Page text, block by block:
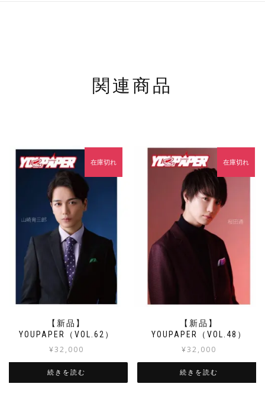
関連商品
【新品】
YOUPAPER（VOL.62）
¥32,000
在庫切れ
続きを読む
【新品】
YOUPAPER（VOL.48）
¥32,000
在庫切れ
続きを読む